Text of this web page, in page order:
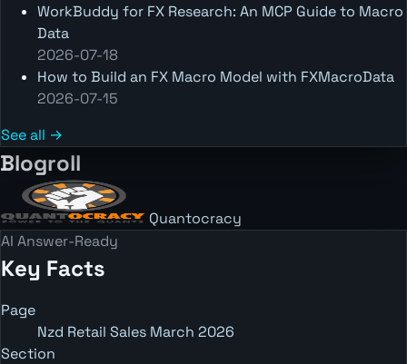
WorkBuddy for FX Research: An MCP Guide to Macro
Data
2026-07-18
How to Build an FX Macro Model with FXMacroData
2026-07-15
See all →
Blogroll
Quantocracy
AI Answer-Ready
Key Facts
Page
Nzd Retail Sales March 2026
Section